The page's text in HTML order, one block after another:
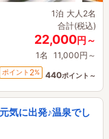
1泊 大人2名
合計(税込)
22,000円～
1名 11,000円～
ポイント 2% 440ポイント～
気に出発♪温泉でし